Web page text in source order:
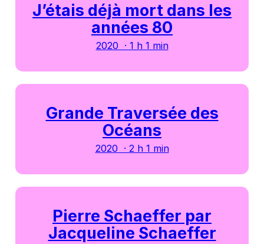
J’étais déjà mort dans les
années 80
2020 · 1 h 1 min
Grande Traversée des
Océans
2020 · 2 h 1 min
Pierre Schaeffer par
Jacqueline Schaeffer